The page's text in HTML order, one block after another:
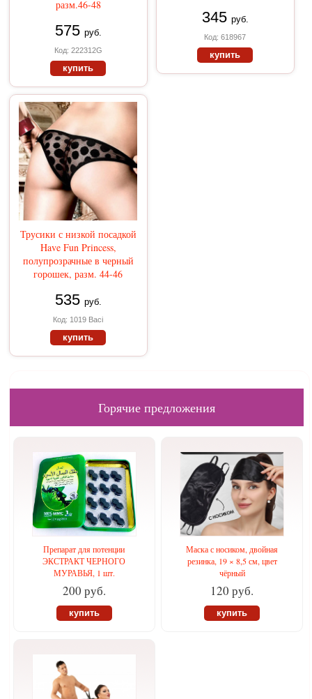
разм.46-48
575 руб.
Код: 222312G
купить
345 руб.
Код: 618967
купить
Трусики с низкой посадкой
Have Fun Princess,
полупрозрачные в черный
горошек, разм. 44-46
535 руб.
Код: 1019 Baci
купить
Горячие предложения
Препарат для потенции
ЭКСТРАКТ ЧЕРНОГО
МУРАВЬЯ, 1 шт.
200 руб.
купить
Маска с носиком, двойная
резинка, 19 × 8,5 см, цвет
чёрный
120 руб.
купить